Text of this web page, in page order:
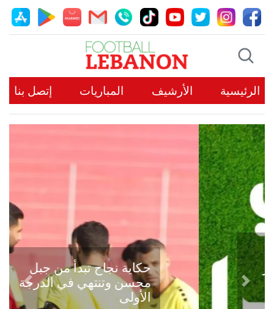
الرئيسية الأرشيف المباريات إتصل بنا
حكاية نجاح تبدأ من جبل
محسن وتنتهي في الدرجة
الأولىPrevious
Next